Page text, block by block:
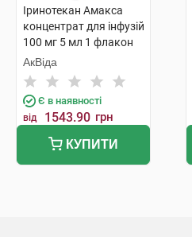
Іринотекан Амакса
концентрат для інфузій
100 мг 5 мл 1 флакон
АкВіда
Є в наявності
від 1543.90 грн
КУПИТИ